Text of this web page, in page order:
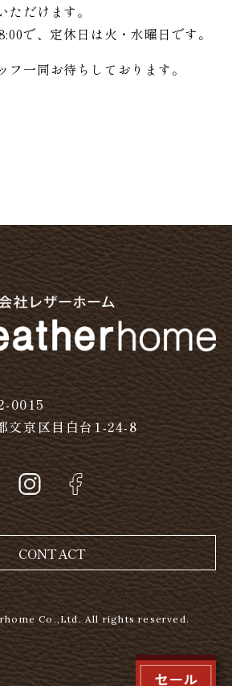
ただけます。
で、定休日は火・水曜日です。
フ一同お待ちしております。
0015
文京区目白台1-24-8
CONTACT
Co.,Ltd. All rights reserved.